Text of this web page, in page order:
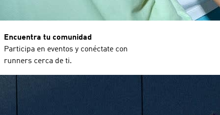
Encuentra tu comunidad
Participa en eventos y conéctate con
runners cerca de ti.